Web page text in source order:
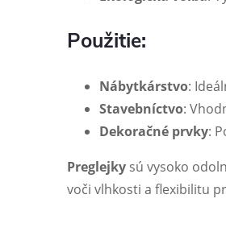
Použitie:
Nábytkárstvo:
Stavebníctvo:
Dekoračné prvky:
Preglejky sú vysoko
voči vlhkosti a flexibilitu